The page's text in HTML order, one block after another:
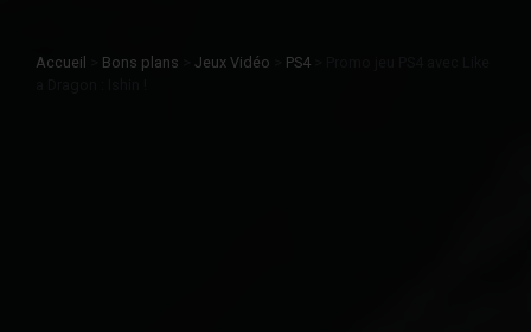
Accueil Bons plans Jeux Vidéo PS4